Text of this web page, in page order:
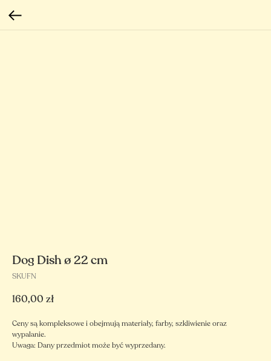
Dog Dish ø 22 cm
SKUFN
160,00 zł
Ceny są kompleksowe i obejmują materiały, farby, szkliwienie oraz
wypalanie.
Uwaga: Dany przedmiot może być wyprzedany.